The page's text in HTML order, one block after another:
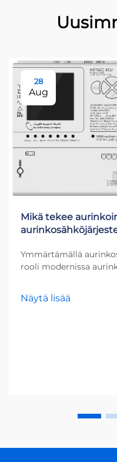
28
Aug
Mikä tekee
Ymmärtämällä
rooli modernissa
ytimessä on
tehokkaasti ja
Näytä lisää